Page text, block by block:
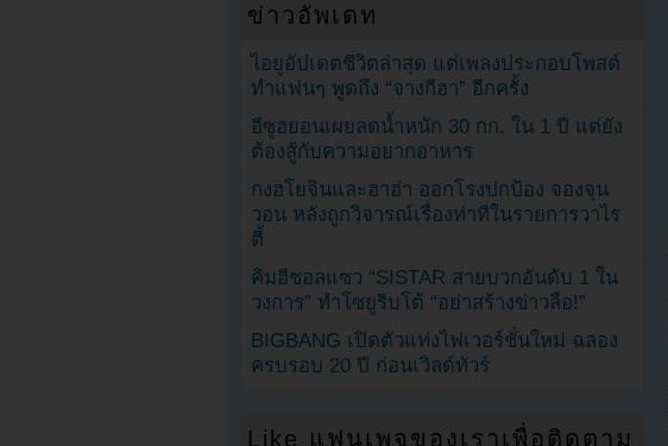
ข่าวอัพเดท
ไอยูอัปเดตชีวิตล่าสุด แต่เพลงประกอบโพสต์
ทำแฟนๆ พูดถึง “จางกีฮา” อีกครั้ง
อีซูฮยอนเผยลดน้ำหนัก 30 กก. ใน 1 ปี แต่ยัง
ต้องสู้กับความอยากอาหาร
กงฮโยจินและฮาฮ่า ออกโรงปกป้อง จองจุน
วอน หลังถูกวิจารณ์เรื่องท่าทีในรายการวาไร
ตี้
คิมฮีชอลแซว “SISTAR สายบวกอันดับ 1 ใน
วงการ” ทำโซยูรีบโต้ “อย่าสร้างข่าวลือ!”
BIGBANG เปิดตัวแท่งไฟเวอร์ชั่นใหม่ ฉลอง
ครบรอบ 20 ปี ก่อนเวิลด์ทัวร์
Like แฟนเพจของเราเพื่อติดตาม